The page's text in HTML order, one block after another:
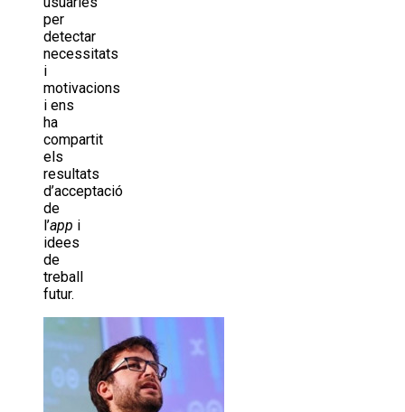
per
detectar
necessitats
i
motivacions
i ens
ha
compartit
els
resultats
d’acceptació
de
l’app i
idees
de
treball
futur.